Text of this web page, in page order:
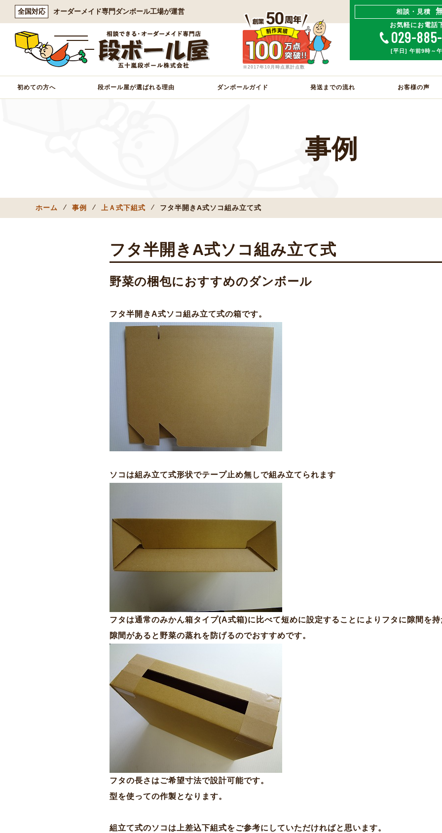
全国対応 オーダーメイド専門ダンボール工場が運営
※2017年10月時点累計点数
相談・見積
お気軽にお電話
029-
[平日] 午前9時～
初めての方へ 段ボール屋が選ばれる理由 ダンボールガイド 発送までの流れ お客様の声
事例
ホーム 事例 上Ａ式下組式 フタ半開きA式ソコ組み立て式
フタ半開きA式ソコ組み立て式
野菜の梱包におすすめのダンボール
フタ半開きA式ソコ組み立て式の箱です。
ソコは組み立て式形状でテープ止め無しで組み立てられます
フタは通常のみかん箱タイプ(A式箱)に比べて短めに設定することによりフタに隙間を持
隙間があると野菜の蒸れを防げるのでおすすめです。
フタの長さはご希望寸法で設計可能です。
型を使っての作製となります。
組立て式のソコは上差込下組式をご参考にしていただければと思います。